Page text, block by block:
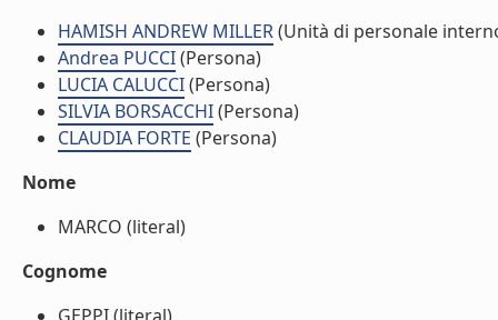
HAMISH ANDREW MILLER(Unità di personale
Andrea PUCCI(Persona)
LUCIA CALUCCI(Persona)
SILVIA BORSACCHI(Persona)
CLAUDIA FORTE (Persona)
Nome
MARCO (literal)
Cognome